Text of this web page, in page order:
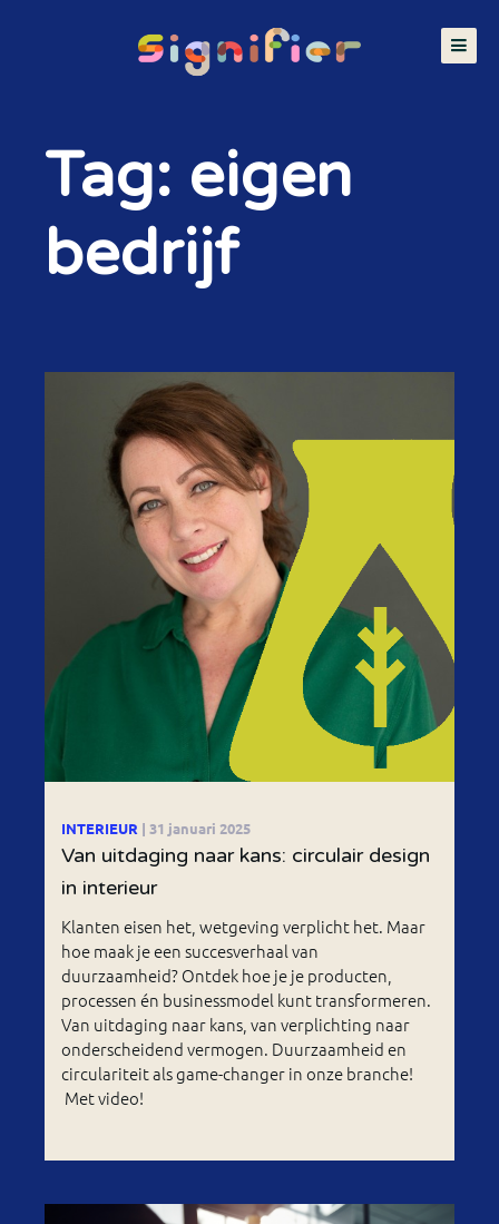
Tag: eigen
bedrijf
INTERIEUR | 31 januari 2025
Van uitdaging naar kans: circulair design
in interieur
Klanten eisen het, wetgeving verplicht het. Maar
hoe maak je een succesverhaal van
duurzaamheid? Ontdek hoe je je producten,
processen én businessmodel kunt transformeren.
Van uitdaging naar kans, van verplichting naar
onderscheidend vermogen. Duurzaamheid en
circulariteit als game-changer in onze branche!
Met video!